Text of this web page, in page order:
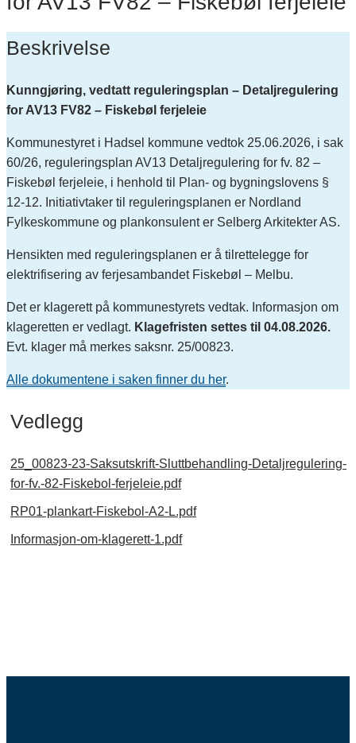
Beskrivelse
Kunngjøring, vedtatt reguleringsplan – Detaljregulering
for AV13 FV82 – Fiskebøl ferjeleie
Kommunestyret i Hadsel kommune vedtok 25.06.2026, i sak
60/26, reguleringsplan AV13 Detaljregulering for fv. 82 –
Fiskebøl ferjeleie, i henhold til Plan- og bygningslovens §
12-12. Initiativtaker til reguleringsplanen er Nordland
Fylkeskommune og plankonsulent er Selberg Arkitekter AS.
Hensikten med reguleringsplanen er å tilrettelegge for
elektrifisering av ferjesambandet Fiskebøl – Melbu.
Det er klagerett på kommunestyrets vedtak. Informasjon om
klageretten er vedlagt. Klagefristen settes til 04.08.2026.
Evt. klager må merkes saksnr. 25/00823.
Alle dokumentene i saken finner du her.
Vedlegg
25_00823-23-Saksutskrift-Sluttbehandling-Detaljregulering-
for-fv.-82-Fiskebol-ferjeleie.pdf
RP01-plankart-Fiskebol-A2-L.pdf
Informasjon-om-klagerett-1.pdf